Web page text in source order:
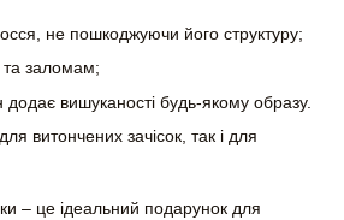
не пошкоджуючи його структуру;
та заломам;
вишуканості будь-якому образу.
витончених зачісок, так і для
– це ідеальний подарунок для